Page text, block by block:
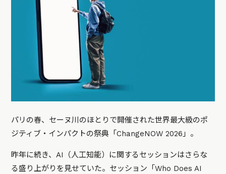
パリの春、セーヌ川のほとりで開催された世界最大級のポ
ジティブ・インパクトの祭典「ChangeNOW 2026」。
昨年に続き、AI（人工知能）に関するセッションはさらな
る盛り上がりを見せていた。セッション「Who Does AI